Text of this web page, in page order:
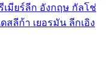
มียร์ลีก อังกฤษ กัลโช่
สลีก้า เยอรมัน ลีกเอิง